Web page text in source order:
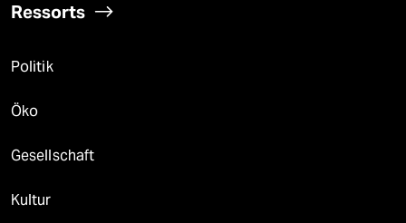
Ressorts
Politik
Öko
Gesellschaft
Kultur